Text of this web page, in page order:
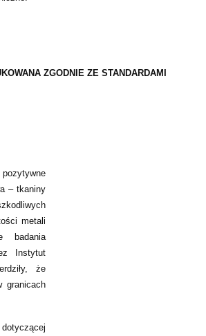
ZGODNIE ZE STANDARDAMI
– tkaniny
metali
badania
Instytut
że
granicach